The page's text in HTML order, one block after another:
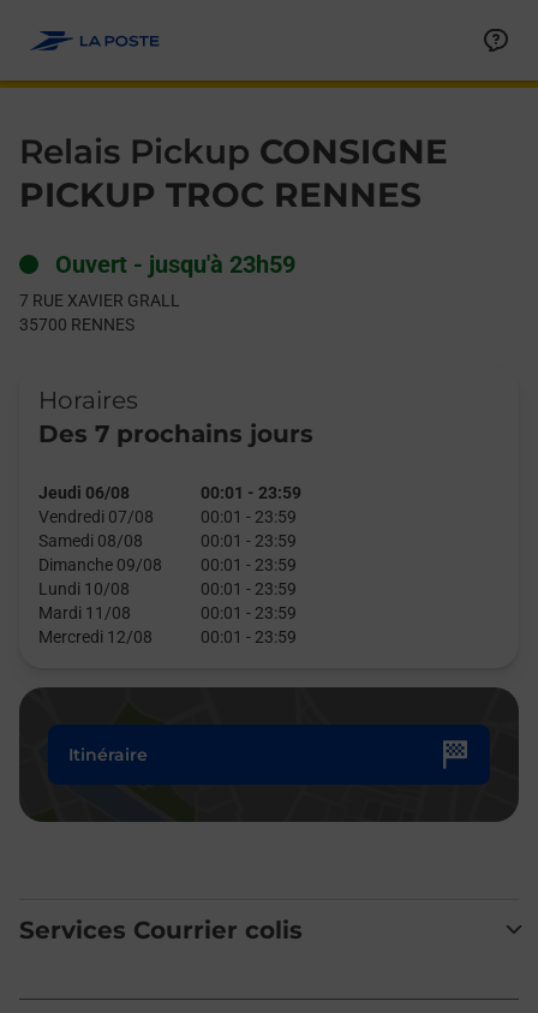
Relais Pickup CONSIGNE
PICKUP TROC RENNES
Ouvert - jusqu'à 23h59
7 RUE XAVIER GRALL
35700 RENNES
Horaires
Des 7 prochains jours
Jeudi 06/08 00:01 - 23:59
Vendredi 07/08
00:01 - 23:59
Samedi 08/08
00:01 - 23:59
Dimanche 09/08
00:01 - 23:59
Lundi 10/08
00:01 - 23:59
Mardi 11/08
00:01 - 23:59
Mercredi 12/08
00:01 - 23:59
Itinéraire
Services Courrier colis